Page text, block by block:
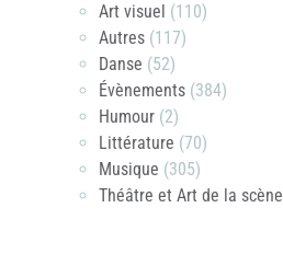
Art visuel (110)
Autres (117)
Danse (52)
Évènements (384)
Humour (2)
Littérature (70)
Musique (305)
Théâtre et Art de la scène